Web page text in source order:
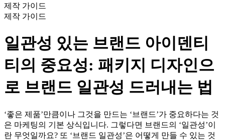
제작 가이드
제작 가이드
일관성 있는 브랜드 아이덴티
티의 중요성: 패키지 디자인으
로 브랜드 일관성 드러내는 법
‘좋은 제품’만큼이나 그것을 만드는 ‘브랜드’가 중요하다는 것
은 마케팅의 기본 상식입니다. 그렇다면 브랜드의 ‘일관성’이
란 무엇일까요? 또 ‘브랜드 일관성’은 어떻게 만들 수 있는 것